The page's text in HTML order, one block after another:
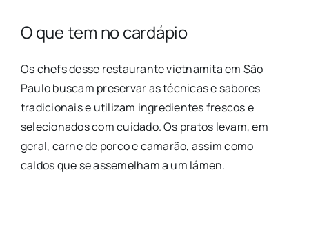
O que tem no cardápio
Os chefs desse restaurante vietnamita em São
Paulo buscam preservar as técnicas e sabores
tradicionais e utilizam ingredientes frescos e
selecionados com cuidado. Os pratos levam, em
geral, carne de porco e camarão, assim como
caldos que se assemelham a um lámen.